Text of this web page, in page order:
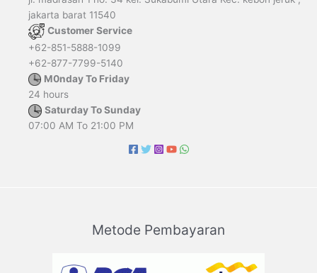
jakarta barat 11540
Customer Service
+62-851-5888-1099
+62-877-7799-5140
M0nday To Friday
24 hours
Saturday To Sunday
07:00 AM To 21:00 PM
Metode Pembayaran